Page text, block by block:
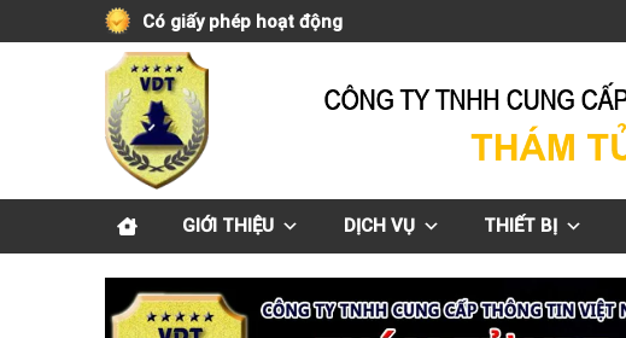
to
Có giấy phép hoạt động
GIỚI THIỆU DỊCH VỤ THIẾT BỊ